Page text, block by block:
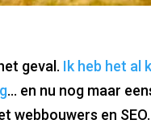
geval. Ik heb het al
… en nu nog maar
webbouwers en SEO.